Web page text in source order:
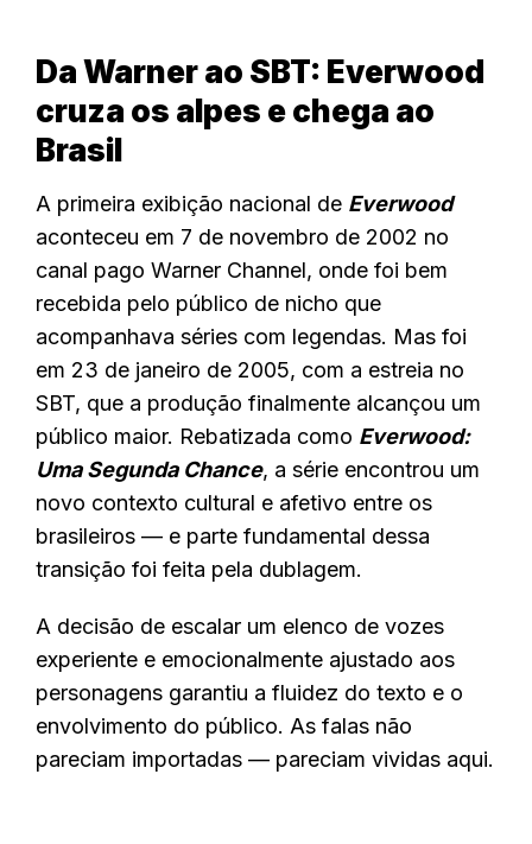
Da Warner ao SBT: Everwood
cruza os alpes e chega ao
Brasil
A primeira exibição nacional de Everwood
aconteceu em 7 de novembro de 2002 no
canal pago Warner Channel, onde foi bem
recebida pelo público de nicho que
acompanhava séries com legendas. Mas foi
em 23 de janeiro de 2005, com a estreia no
SBT, que a produção finalmente alcançou um
público maior. Rebatizada como Everwood:
Uma Segunda Chance, a série encontrou um
novo contexto cultural e afetivo entre os
brasileiros — e parte fundamental dessa
transição foi feita pela dublagem.
A decisão de escalar um elenco de vozes
experiente e emocionalmente ajustado aos
personagens garantiu a fluidez do texto e o
envolvimento do público. As falas não
pareciam importadas — pareciam vividas aqui.